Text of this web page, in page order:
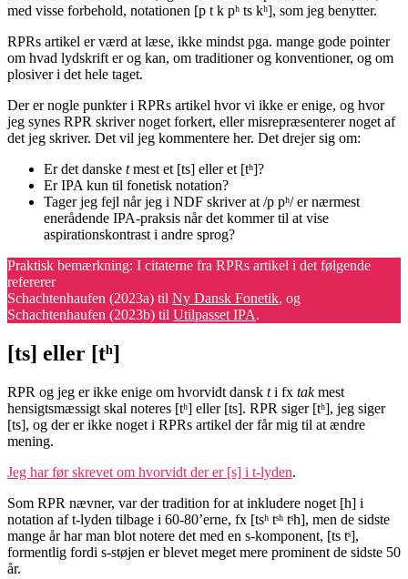
med visse forbehold, notationen [p t k pʰ ts kʰ], som jeg benytter.
RPRs artikel er værd at læse, ikke mindst pga. mange gode pointer
om hvad lydskrift er og kan, om traditioner og konventioner, og om
plosiver i det hele taget.
Der er nogle punkter i RPRs artikel hvor vi ikke er enige, og hvor
jeg synes RPR skriver noget forkert, eller misrepræsenterer noget af
det jeg skriver. Det vil jeg kommentere her. Det drejer sig om:
Er det danske tmest et [ts] eller et [tʰ]?
Er IPA kun til fonetisk notation?
Tager jeg fejl når jeg i NDF skriver at /p pʰ/ er nærmest
enerådende IPA-praksis når det kommer til at vise
aspirationskontrast i andre sprog?
Praktisk bemærkning: I citaterne fra RPRs artikel i det følgende
refererer
Schachtenhaufen (2023a) til Ny Dansk Fonetik, og
Schachtenhaufen (2023b) til Utilpasset IPA.
[ts] eller [tʰ]
RPR og jeg er ikke enige om hvorvidt dansk ti fx takmest
hensigtsmæssigt skal noteres [tʰ] eller [ts]. RPR siger [tʰ], jeg siger
[ts], og der er ikke noget i RPRs artikel der får mig til at ændre
mening.
Jeg har før skrevet om hvorvidt der er [s] i t-lyden.
Som RPR nævner, var der tradition for at inkludere noget [h] i
notation af t-lyden tilbage i 60-80’erne, fx [tsʰ tˢʰ tˢh], men de sidste
mange år har man blot notere det med en s-komponent, [ts tˢ],
formentlig fordi s-støjen er blevet meget mere prominent de sidste 50
år.